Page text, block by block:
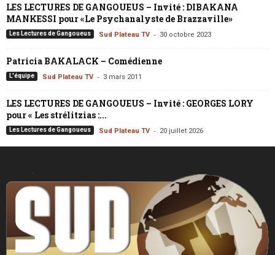
LES LECTURES DE GANGOUEUS – Invité : DIBAKANA
MANKESSI pour «Le Psychanalyste de Brazzaville»
Les Lectures de Gangoueus Sud Plateau TV - 30 octobre 2023
Patricia BAKALACK – Comédienne
L'équipe Sud Plateau TV - 3 mars 2011
LES LECTURES DE GANGOUEUS – Invité : GEORGES LORY
pour « Les strélitzias :...
Les Lectures de Gangoueus Sud Plateau TV - 20 juillet 2026